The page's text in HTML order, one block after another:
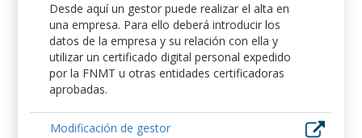
Desde aquí un gestor puede realizar el alta en
una empresa. Para ello deberá introducir los
datos de la empresa y su relación con ella y
utilizar un certificado digital personal expedido
por la FNMT u otras entidades certificadoras
aprobadas.
Modificación de gestor